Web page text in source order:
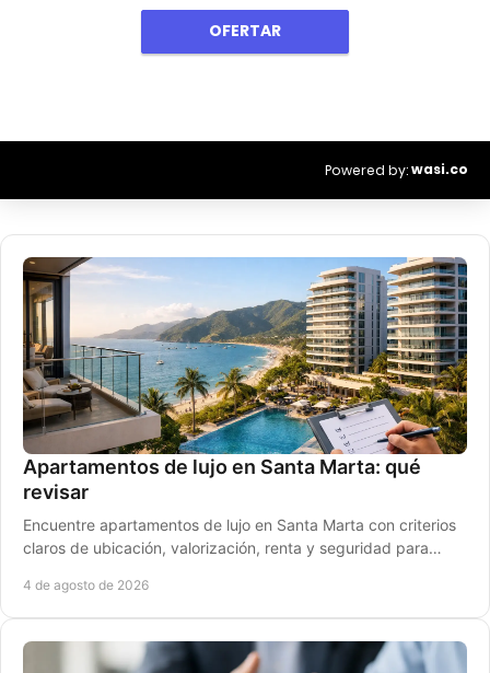
OFERTAR
Powered by:wasi.co
Apartamentos de lujo en Santa Marta: qué
revisar
Encuentre apartamentos de lujo en Santa Marta con criterios
claros de ubicación, valorización, renta y seguridad para
4 de agosto de 2026